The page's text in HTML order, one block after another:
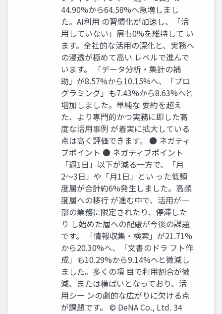
44.90%から64.58%へ急増しまし
た。AI利用 の習慣化が加速し、「活
用していない」層も0%を維持して い
ます。全社的な活用の深化と、実務へ
の浸透が極めて高い レベルで進んで
います。 「データ分析・集計の補
助」が8.57%から10.15%へ、「プロ
グラミング」も7.43%から8.63%へと
増加しました。単純な 要約を超え
た、より専門的かつ実務に即した高
度な活用事例 が着実に拡大している
点は高く評価できます。 ● ネガティ
ブポイント ● ネガティブポイント
「週1日」以下が減る一方で、「月
2〜3日」や「月1日」とい った低頻
度層が合計約6%発生しました。高頻
度層への移行 が進む中で、活用が一
部の業務に限定されたり、停滞した
り し始めた層への配慮が今後の課題
です。 「情報収集・検索」が21.71%
から20.30%へ、「文書のドラ フト作
成」も10.29%から9.14%へと微減し
ました。多くの項 目で利用割合が微
減、または横ばいとなっており、活
用シー ンの劇的な広がりに欠ける点
が課題です。 © DeNA Co., Ltd. 34